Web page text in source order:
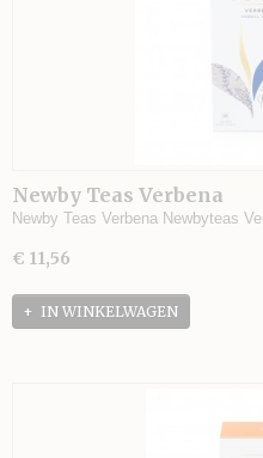
Newby Teas Verbena
Newby Teas Verbena Newbyteas
€ 11,56
IN WINKELWAGEN